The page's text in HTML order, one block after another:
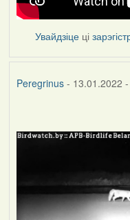
Увайдзіце ці
Peregrinus- 13.01.2022 -